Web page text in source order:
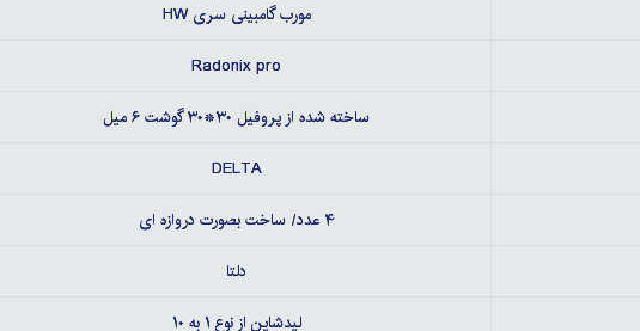
مورب گامبینی سری HW
Radonix pro
ساخته شده از پروفیل ۳۰*۳۰ گوشت ۶ میل
DELTA
۴ عدد/ ساخت بصورت دروازه ای
دلتا
لیدشاین از نوع ۱ به ۱۰